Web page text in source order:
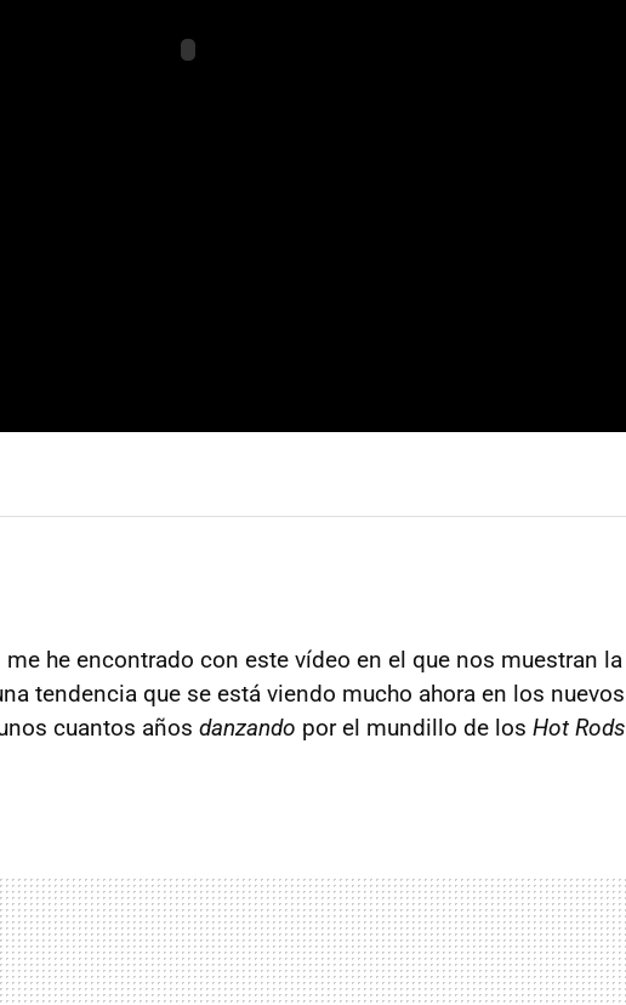
me he encontrado con este vídeo en el que nos muestran la
tendencia que se está viendo mucho ahora en los nuevos
cuantos años danzando por el mundillo de los Hot Rods